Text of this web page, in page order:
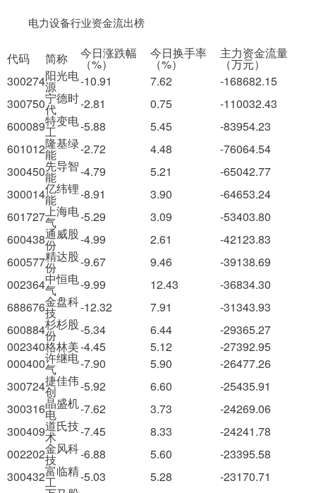
电力设备行业资金流出榜
代码 简称 今日涨跌幅
（%）
今日换手率
（%）
主力资金流量
（万元）
300274阳光电
源 -10.91 7.62
-168682.15
300750宁德时
代 -2.81 0.75
-110032.43
600089特变电
工 -5.88 5.45
-83954.23
601012隆基绿
能 -2.72 4.48
-76064.54
300450先导智
能 -4.79 5.21
-65042.77
300014亿纬锂
能 -8.91 3.90
-64653.24
601727上海电
气 -5.29 3.09
-53403.80
600438通威股
份 -4.99 2.61
-42123.83
600577精达股
份 -9.67 9.46
-39138.69
002364中恒电
气 -9.99 12.43
-36834.30
688676金盘科
技 -12.32 7.91
-31343.93
600884杉杉股
份 -5.34 6.44
-29365.27
002340格林美-4.45 5.12
-27392.95
000400许继电
气 -7.90 5.90
-26477.26
300724捷佳伟
创 -5.92 6.60
-25435.91
300316晶盛机
电 -7.62 3.73
-24269.06
300409道氏技
术 -7.45 8.33
-24241.78
002202金风科
技 -6.88 5.60
-23395.58
300432富临精
工 -5.03 5.28
-23170.71